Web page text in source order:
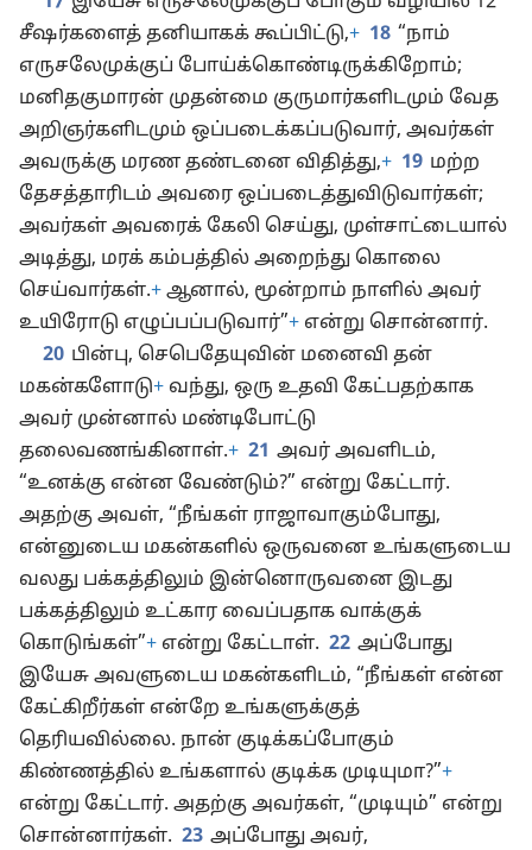
சீஷர்களைத் தனியாகக் கூப்பிட்டு,+ 18 “நாம்
எருசலேமுக்குப் போய்க்கொண்டிருக்கிறோம்;
மனிதகுமாரன் முதன்மை குருமார்களிடமும் வேத
அறிஞர்களிடமும் ஒப்படைக்கப்படுவார், அவர்கள்
அவருக்கு மரண தண்டனை விதித்து,+ 19 மற்ற
தேசத்தாரிடம் அவரை ஒப்படைத்துவிடுவார்கள்;
அவர்கள் அவரைக் கேலி செய்து, முள்சாட்டையால்
அடித்து, மரக் கம்பத்தில் அறைந்து கொலை
செய்வார்கள்.+ ஆனால், மூன்றாம் நாளில் அவர்
உயிரோடு எழுப்பப்படுவார்”+ என்று சொன்னார்.
20 பின்பு, செபெதேயுவின் மனைவி தன்
மகன்களோடு+ வந்து, ஒரு உதவி கேட்பதற்காக
அவர் முன்னால் மண்டிபோட்டு
தலைவணங்கினாள்.+ 21 அவர் அவளிடம்,
“உனக்கு என்ன வேண்டும்?” என்று கேட்டார்.
அதற்கு அவள், “நீங்கள் ராஜாவாகும்போது,
என்னுடைய மகன்களில் ஒருவனை உங்களுடைய
வலது பக்கத்திலும் இன்னொருவனை இடது
பக்கத்திலும் உட்கார வைப்பதாக வாக்குக்
கொடுங்கள்”+ என்று கேட்டாள். 22 அப்போது
இயேசு அவளுடைய மகன்களிடம், “நீங்கள் என்ன
கேட்கிறீர்கள் என்றே உங்களுக்குத்
தெரியவில்லை. நான் குடிக்கப்போகும்
கிண்ணத்தில் உங்களால் குடிக்க முடியுமா?”+
என்று கேட்டார். அதற்கு அவர்கள், “முடியும்” என்று
சொன்னார்கள். 23 அப்போது அவர்,